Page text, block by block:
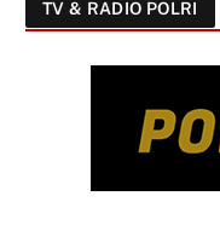
TV & RADIO POLRI